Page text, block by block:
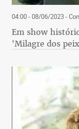
04:00 - 08/06/2023-
Em show
'Milagre dos